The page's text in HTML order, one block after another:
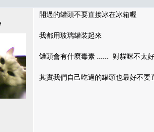
開過的罐頭不要直接冰在冰箱喔
我都用玻璃罐裝起來
罐頭會有什麼毒素 ...... 對貓咪不太好
其實我們自己吃過的罐頭也最好不要